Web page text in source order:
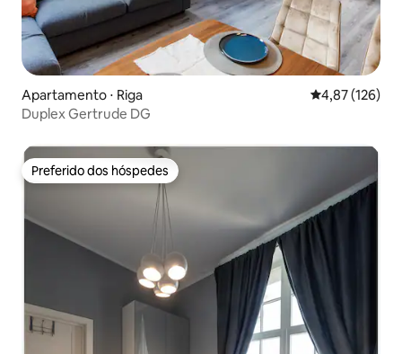
Apartamento ⋅ Riga 4,87 de uma
4,87 (126)
Duplex Gertrude DG
Preferido dos hóspedes
Preferido dos hóspedes